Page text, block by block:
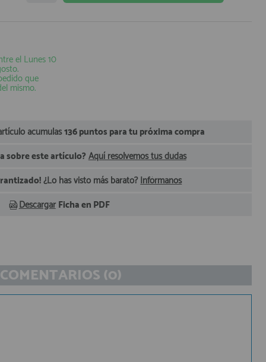
elLunes 10
.
que
mismo.
acumulas136 puntos para tu próxima compra
sobre este artículo? Aquí resolvemos tus dudas
¿Lo has visto más barato?Infórmanos
Descargar Ficha en PDF
COMENTARIOS (0)